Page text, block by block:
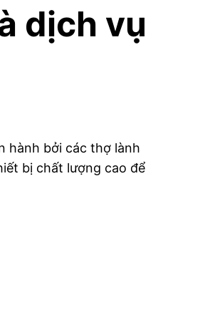
dịch vụ
hành bởi các thợ lành
bị chất lượng cao để